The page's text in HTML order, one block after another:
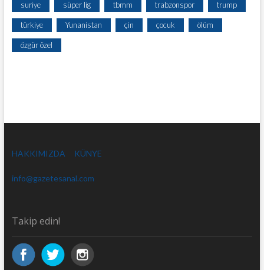
suriye süper lig tbmm trabzonspor trump
türkiye Yunanistan çin çocuk ölüm
özgür özel
HAKKIMIZDA KÜNYE
info@gazetesanal.com
Takip edin!